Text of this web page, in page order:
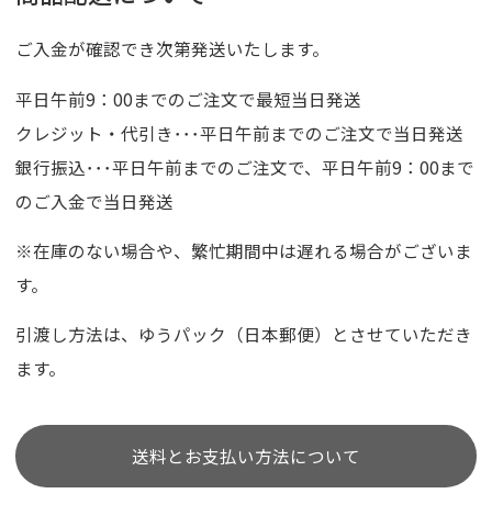
ご入金が確認でき次第発送いたします。
平日午前9：00までのご注文で最短当日発送
クレジット・代引き･･･平日午前までのご注文で当日発送
銀行振込･･･平日午前までのご注文で、平日午前9：00まで
のご入金で当日発送
※在庫のない場合や、繁忙期間中は遅れる場合がございま
す。
引渡し方法は、ゆうパック（日本郵便）とさせていただき
ます。
送料とお支払い方法について